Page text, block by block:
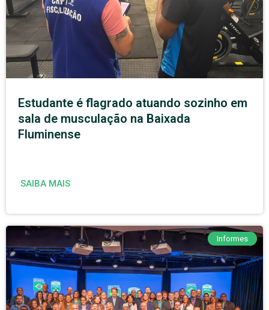
Estudante é flagrado atuando sozinho em
sala de musculação na Baixada
Fluminense
SAIBA MAIS
Informes